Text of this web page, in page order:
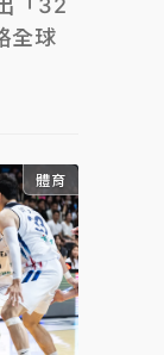
全球
體育